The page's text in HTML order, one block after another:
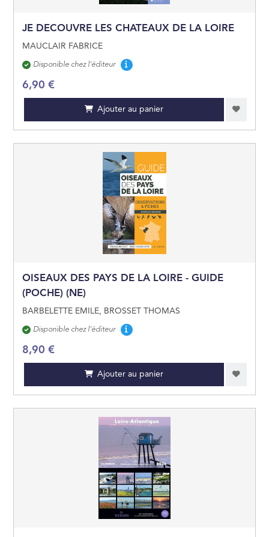
JE DECOUVRE LES CHATEAUX DE LA LOIRE
MAUCLAIR FABRICE
Disponibilité
Disponible chez l'éditeur
6,90 €
Ajouter au panier
OISEAUX DES PAYS DE LA LOIRE - GUIDE
(POCHE) (NE)
BARBELETTE EMILE, BROSSET THOMAS
Disponibilité
Disponible chez l'éditeur
8,90 €
Ajouter au panier